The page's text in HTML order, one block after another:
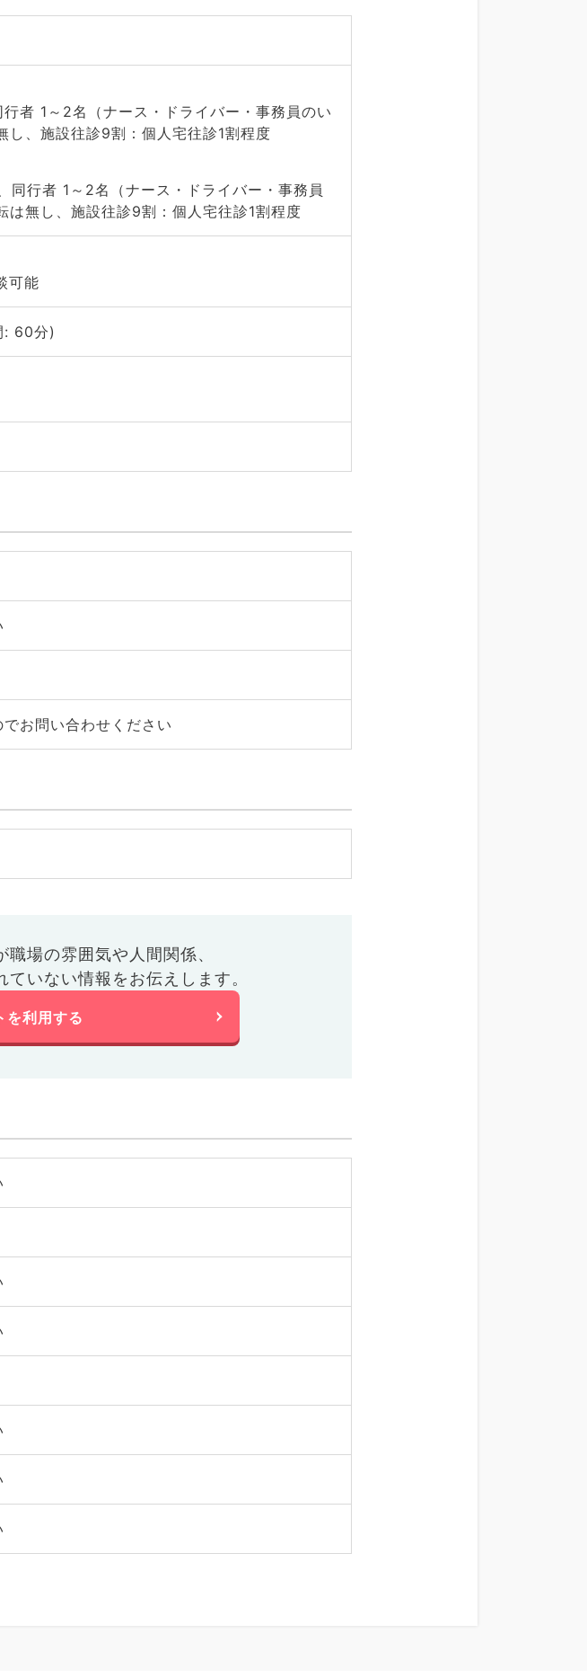
者 1～2名（ナース・ドライバー・事務員のい
し、施設往診9割：個人宅往診1割程度
同行者 1～2名（ナース・ドライバー・事務員
は無し、施設往診9割：個人宅往診1割程度
可能
: 60分)
お問い合わせください
職場の雰囲気や人間関係、
ていない情報をお伝えします。
を利用する